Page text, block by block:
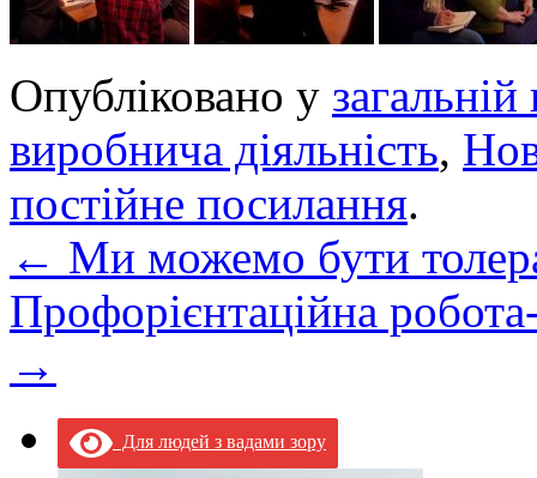
Опубліковано у загальній
виробнича діяльність,
постійне посилання.
← Ми можемо бути
Профорієнтаційна
→
Для людей з вадами зору